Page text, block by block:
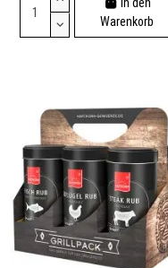
In den
Warenkorb